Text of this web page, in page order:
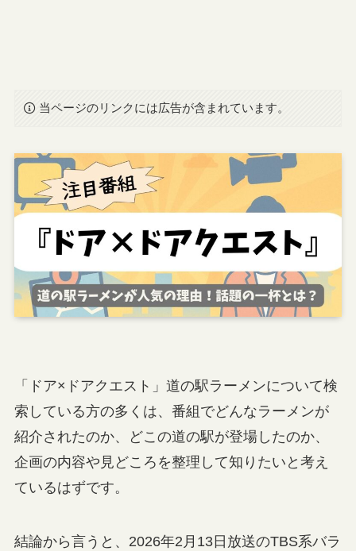
当ページのリンクには広告が含まれています。
「ドア×ドアクエスト」道の駅ラーメンについて検
索している方の多くは、番組でどんなラーメンが
紹介されたのか、どこの道の駅が登場したのか、
企画の内容や見どころを整理して知りたいと考え
ているはずです。
結論から言うと、2026年2月13日放送のTBS系バラ